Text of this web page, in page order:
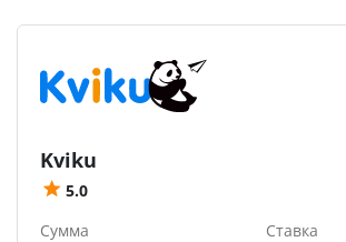
Kviku
5.0
Сумма
Ставка